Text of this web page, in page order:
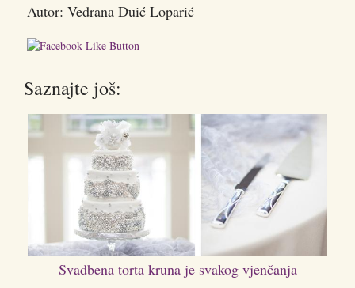
Autor: Vedrana Duić Loparić
Saznajte još:
Svadbena torta kruna je svakog vjenčanja